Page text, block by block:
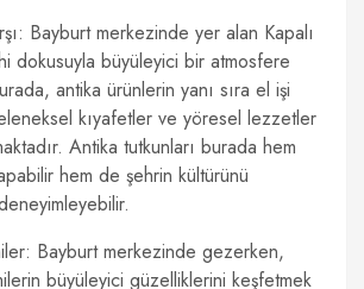
Bayburt merkezinde yer alan Kapalı
dokusuyla büyüleyici bir atmosfere
antika ürünlerin yanı sıra el işi
kıyafetler ve yöresel lezzetler
Antika tutkunları burada hem
hem de şehrin kültürünü
Bayburt merkezinde gezerken,
büyüleyici güzelliklerini keşfetmek